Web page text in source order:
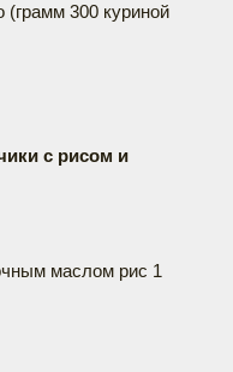
(грамм 300 куриной
с рисом и
маслом рис 1